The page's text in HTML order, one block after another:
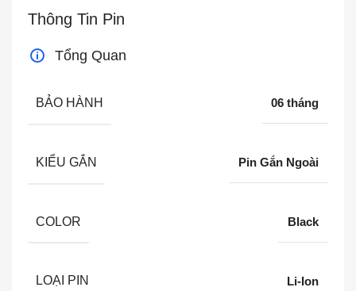
Thông Tin Pin
Tổng Quan
BẢO HÀNH 06 tháng
KIỂU GẮN Pin Gắn Ngoài
COLOR Black
LOẠI PIN Li-Ion